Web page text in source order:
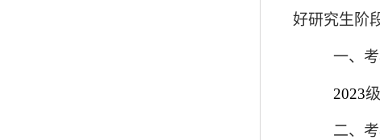
好研究生阶
一、
2023
二、